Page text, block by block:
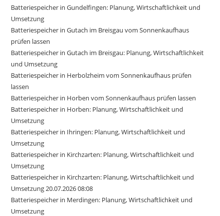
Batteriespeicher in Gundelfingen: Planung, Wirtschaftlichkeit und
Umsetzung
Batteriespeicher in Gutach im Breisgau vom Sonnenkaufhaus
prüfen lassen
Batteriespeicher in Gutach im Breisgau: Planung, Wirtschaftlichkeit
und Umsetzung
Batteriespeicher in Herbolzheim vom Sonnenkaufhaus prüfen
lassen
Batteriespeicher in Horben vom Sonnenkaufhaus prüfen lassen
Batteriespeicher in Horben: Planung, Wirtschaftlichkeit und
Umsetzung
Batteriespeicher in Ihringen: Planung, Wirtschaftlichkeit und
Umsetzung
Batteriespeicher in Kirchzarten: Planung, Wirtschaftlichkeit und
Umsetzung
Batteriespeicher in Kirchzarten: Planung, Wirtschaftlichkeit und
Umsetzung 20.07.2026 08:08
Batteriespeicher in Merdingen: Planung, Wirtschaftlichkeit und
Umsetzung